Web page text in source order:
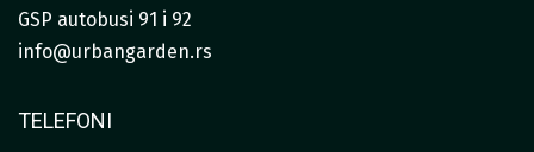
GSP autobusi 91 i 92
info@urbangarden.rs
TELEFONI